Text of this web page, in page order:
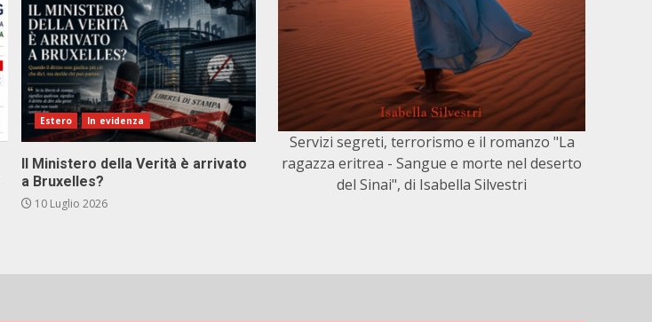
Estero In evidenza
Il Ministero della Verità è arrivato
a Bruxelles?
10 Luglio 2026
Servizi segreti, terrorismo e il romanzo "La
ragazza eritrea - Sangue e morte nel deserto
del Sinai", di Isabella Silvestri